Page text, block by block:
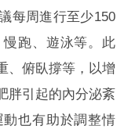
每周進行至少150
跑、遊泳等。此
、俯臥撐等，以增
胖引起的內分泌紊
也有助於調整情